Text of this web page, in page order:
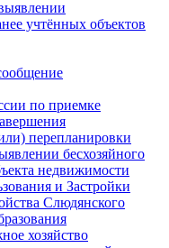
учтённых объектов
по приемке
перепланировки
бесхозяйного
недвижимости
и Застройки
Слюдянского
хозяйство